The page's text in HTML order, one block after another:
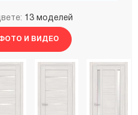
13 моделей
И ВИДЕО